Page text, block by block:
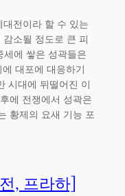
전이라 할 수 있는
소될 정도로 큰 피
에 쌓은 성곽들은
대포에 대응하기
시대에 뒤떨어진 이
에 전쟁에서 성곽은
황제의 요새 기능 포
, 프라하]